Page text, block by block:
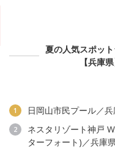
夏の人気スポッ
【兵庫県
1 日岡山市民プール／
2
ネスタリゾート神戸
ターフォート)／兵庫